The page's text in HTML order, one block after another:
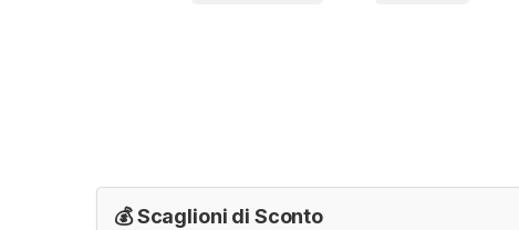
💰 Scaglioni di Sconto